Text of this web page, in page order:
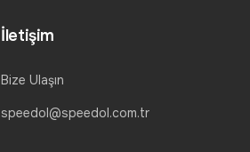
İletişim
Bize Ulaşın
speedol@speedol.com.tr